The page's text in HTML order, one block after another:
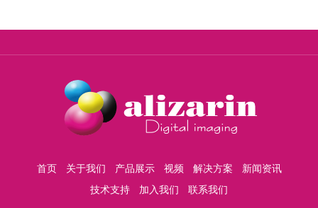
首页 关于我们 产品展示 视频 解决方案
新闻资讯
技术支持
加入我们 联系我们